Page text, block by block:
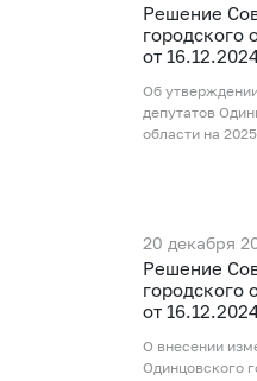
Рeшение
городского
от
Об
депутатов
области на
20 декабря
Рeшение
городского
от
О внесении
Одинцовского